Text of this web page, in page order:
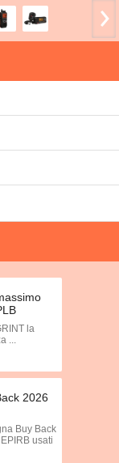
la
...
2026
Buy Back
usati